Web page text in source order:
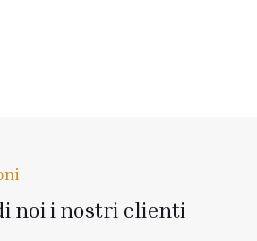
noi i nostri clienti